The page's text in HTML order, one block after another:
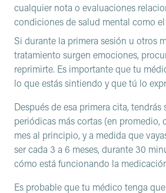
cualquier nota o evaluaciones
condiciones de salud mental como el
Si durante la primera sesión u otros
tratamiento surgen emociones,
reprimirte. Es importante que tu
lo que estás sintiendo y que tú lo
Después de esa primera cita,
periódicas más cortas (en promedio,
mes al principio, y a medida que
ser cada 3 a 6 meses, durante 30
cómo está funcionando la
Es probable que tu médico tenga